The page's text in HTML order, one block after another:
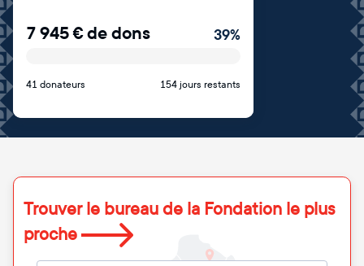
7 945€de dons 39%
41 donateurs 154 jours restants
Trouver le bureau de la Fondation le plus
proche